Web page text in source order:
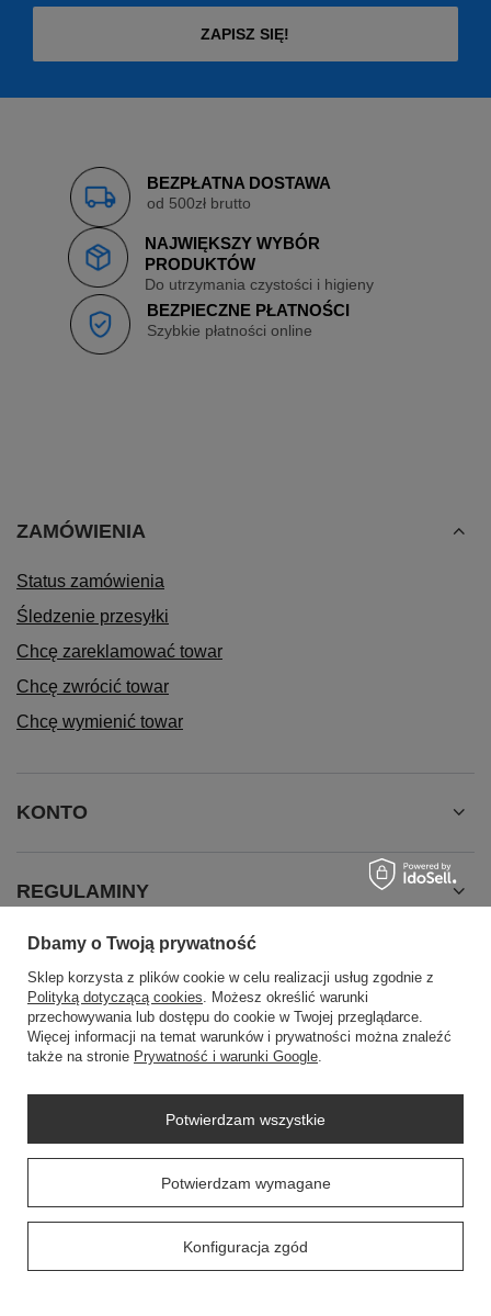
ZAPISZ SIĘ!
BEZPŁATNA DOSTAWA
od 500zł brutto
NAJWIĘKSZY WYBÓR
PRODUKTÓW
Do utrzymania czystości i higieny
BEZPIECZNE PŁATNOŚCI
Szybkie płatności online
sklep@swiat-sprzatania.pl
ZAMÓWIENIA
Status zamówienia
Śledzenie przesyłki
Chcę zareklamować towar
Chcę zwrócić towar
Chcę wymienić towar
KONTO
REGULAMINY
INFORMACJE
Dbamy o Twoją prywatność
Sklep korzysta z plików cookie w celu realizacji usług zgodnie z
Polityką dotyczącą cookies. Możesz określić warunki
przechowywania lub dostępu do cookie w Twojej przeglądarce.
Więcej informacji na temat warunków i prywatności można znaleźć
także na stronie Prywatność i warunki Google.
Potwierdzam wymagane
Konfiguracja zgód
Potwierdzam wszystkie